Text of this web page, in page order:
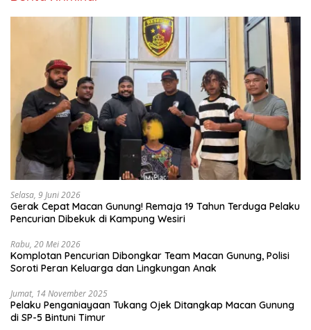
Selasa, 9 Juni 2026
Gerak Cepat Macan Gunung! Remaja 19 Tahun Terduga Pelaku
Pencurian Dibekuk di Kampung Wesiri
Rabu, 20 Mei 2026
Komplotan Pencurian Dibongkar Team Macan Gunung, Polisi
Soroti Peran Keluarga dan Lingkungan Anak
Jumat, 14 November 2025
Pelaku Penganiayaan Tukang Ojek Ditangkap Macan Gunung
di SP-5 Bintuni Timur